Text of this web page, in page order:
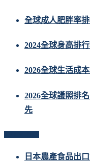
全球成人肥胖率
2024全球身高排
2026全球生活成
2026全球護照排
先
日本農產食品出